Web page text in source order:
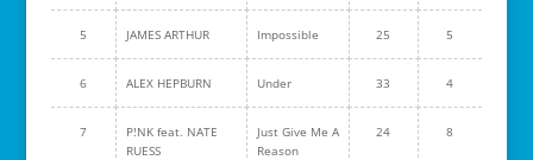
5 JAMES ARTHUR Impossible 25 5
6 ALEX HEPBURN Under 33 4
7
P!NK feat. NATE
RUESS
Just Give Me A
Reason
24 8